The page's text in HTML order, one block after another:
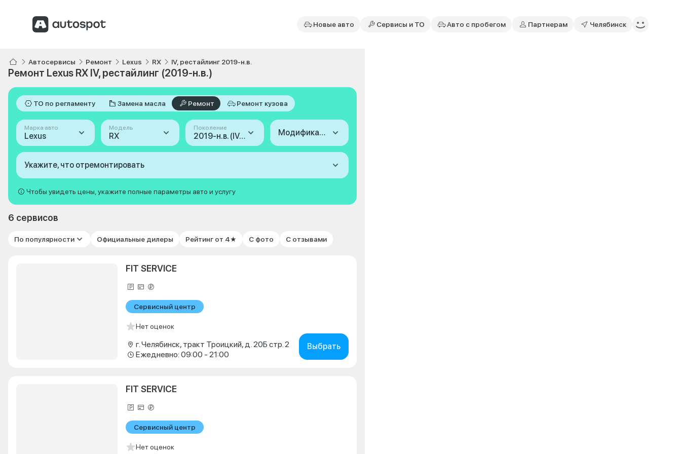
Новые авто Сервисы и ТО Авто с пробегом Партнерам Челябинск
Автосервисы Ремонт Lexus RX IV, рестайлинг 2019-н.в.
Ремонт Lexus RX IV, рестайлинг (2019-н.в.)
ТО по регламенту Замена масла Ремонт Ремонт кузова
Марка авто
Lexus
Модель
RX
Поколение
2019-н.в. (IV, рестайлинг) Модификация
Укажите, что отремонтировать
Чтобы увидеть цены, укажите полные параметры авто и услугу
6 сервисов
По популярности Официальные дилеры Рейтинг от 4★ С фото С отзывами
FIT SERVICE
Сервисный центр
Нет оценок
г. Челябинск, тракт Троицкий, д. 20Б стр. 2
Ежедневно: 09:00 - 21:00
Выбрать
FIT SERVICE
Сервисный центр
Нет оценок